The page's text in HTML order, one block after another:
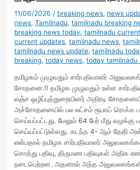
11/06/2026 / breaking news, news
news,Tamilnadu,tamilnadu breaking
breaking news today,tamilnadu
current updates,tamilnadu news,
tamilnadu news update,tamilnadu
breaking,today news,today tamilnadu
தமிழகம் முழுவதும் சார்பதிவாளர்
சோதனை.!! தமிழக முழுவதும் உள்ள
லஞ்ச ஒழிப்புத்துறையினர் அதிரடி
அச்சோதனையில் பல லட்சம் ரூபாய் ரொக்க
செய்யப்பட்டது. மேலும் 64 பேர் மீது வழக்கு
செய்யப்பட்டுள்ளது. கடந்த 4- ஆம் தேதி
என்பதால் தமிழக சார்பதிவாளர்
சொத்து பதிவு, திருமண பதிவுகள் அதிக
நடைபெற்றன. அதனால் அந்த